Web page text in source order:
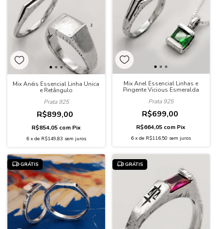
Mix Anéis Essencial Linha Única
e Retângulo
Prata 925
R$899,00
R$854,05 com Pix
6 x de R$149,83 sem juros
Mix Anel Essencial Linhas e
Pingente Vicious Esmeralda
Prata 925
R$699,00
R$664,05 com Pix
6 xde R$116,50 sem juros
GRÁTIS GRÁTIS